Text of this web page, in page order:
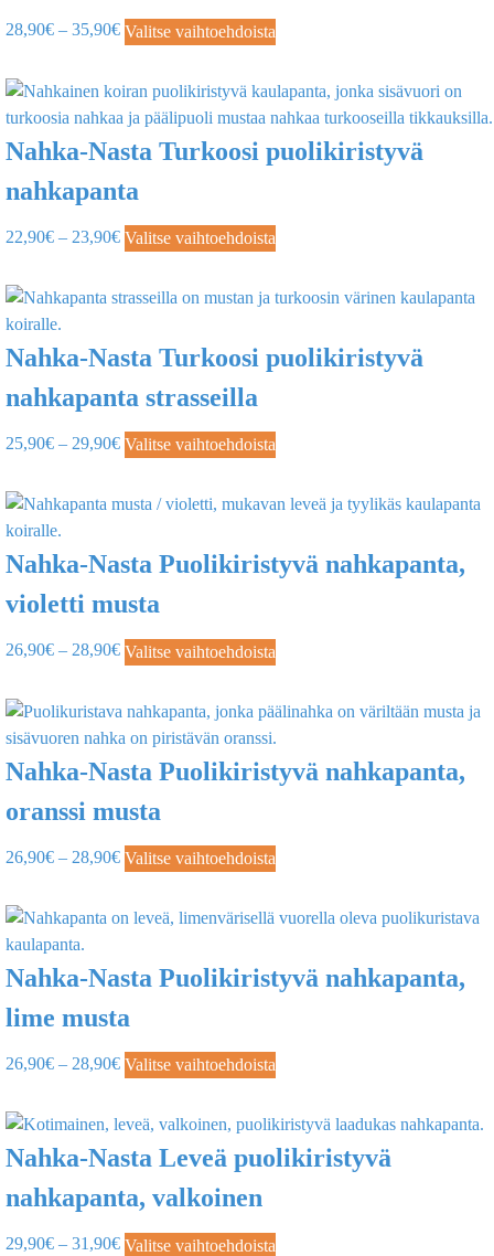
28,90€ – 35,90€ Valitse vaihtoehdoista
Nahka-Nasta Turkoosi puolikiristyvä
nahkapanta
22,90€ – 23,90€ Valitse vaihtoehdoista
Nahka-Nasta Turkoosi puolikiristyvä
nahkapanta strasseilla
25,90€ – 29,90€ Valitse vaihtoehdoista
Nahka-Nasta Puolikiristyvä nahkapanta,
violetti musta
26,90€ – 28,90€ Valitse vaihtoehdoista
Nahka-Nasta Puolikiristyvä nahkapanta,
oranssi musta
26,90€ – 28,90€ Valitse vaihtoehdoista
Nahka-Nasta Puolikiristyvä nahkapanta,
lime musta
26,90€ – 28,90€ Valitse vaihtoehdoista
Nahka-Nasta Leveä puolikiristyvä
nahkapanta, valkoinen
29,90€ – 31,90€ Valitse vaihtoehdoista